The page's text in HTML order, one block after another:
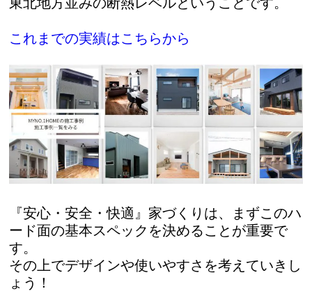
これまでの実績はこちらから
『安心・安全・快適』家づくりは、まずこのハ
ード面の基本スペックを決めることが重要で
す。
その上でデザインや使いやすさを考えていきし
ょう！